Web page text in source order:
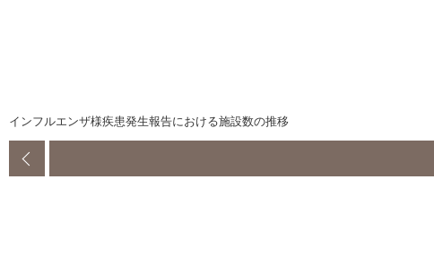
インフルエンザ様疾患発生報告における施設数の推移